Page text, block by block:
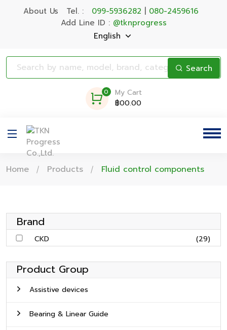
About Us Tel. : 099-5936282
080-2459616
Add Line ID : @tknprogress
English
Search
0
My Cart
฿00.00
Home Products Fluid control components
Brand
CKD (29)
Product Group
Assistive devices
Bearing & Linear Guide